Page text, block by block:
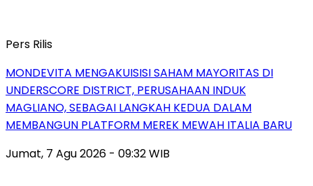
Pers Rilis
MONDEVITA MENGAKUISISI SAHAM MAYORITAS DI
UNDERSCORE DISTRICT, PERUSAHAAN INDUK
MAGLIANO, SEBAGAI LANGKAH KEDUA DALAM
MEMBANGUN PLATFORM MEREK MEWAH ITALIA BARU
Jumat, 7 Agu 2026 - 09:32 WIB